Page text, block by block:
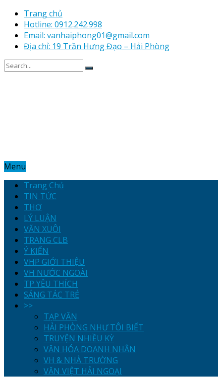
Trang chủ
Hotline: 0912.242.998
Email: vanhaiphong01@gmail.com
Địa chỉ: 19 Trần Hưng Đạo – Hải Phòng
Menu
Trang Chủ
TIN TỨC
THƠ
LÝ LUẬN
VĂN XUÔI
TRANG CLB
Ý KIẾN
VHP GIỚI THIỆU
VH NƯỚC NGOÀI
TP YÊU THÍCH
SÁNG TÁC TRẺ
>>
TẠP VĂN
HẢI PHÒNG NHƯ TÔI BIẾT
TRUYỆN NHIỀU KỲ
VĂN HÓA DOANH NHÂN
VH & NHÀ TRƯỜNG
VĂN VIỆT HẢI NGOẠI